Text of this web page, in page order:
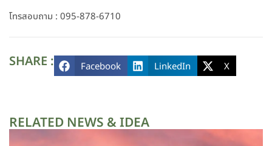
โทรสอบถาม : 095-878-6710
SHARE : Facebook LinkedIn X
RELATED NEWS & IDEA